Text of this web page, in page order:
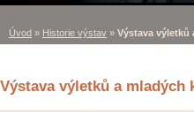
Úvod » Historie výstav » Výstava výletků
Výstava výletků a mladých